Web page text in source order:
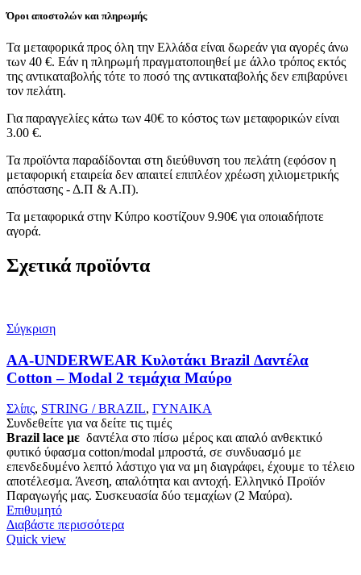
Όροι αποστολών και πληρωμής
Τα μεταφορικά προς όλη την Ελλάδα είναι δωρεάν για αγορές άνω
των 40 €. Εάν η πληρωμή πραγματοποιηθεί με άλλο τρόπος εκτός
της αντικαταβολής τότε το ποσό της αντικαταβολής δεν επιβαρύνει
τον πελάτη.
Για παραγγελίες κάτω των 40€ το κόστος των μεταφορικών είναι
3.00 €.
Τα προϊόντα παραδίδονται στη διεύθυνση του πελάτη (εφόσον η
μεταφορική εταιρεία δεν απαιτεί επιπλέον χρέωση χιλιομετρικής
απόστασης - Δ.Π & Α.Π).
Τα μεταφορικά στην Κύπρο κοστίζουν 9.90€ για οποιαδήποτε
αγορά.
Σχετικά προϊόντα
Σύγκριση
AA-UNDERWEAR Κυλοτάκι Brazil Δαντέλα
Cotton – Modal 2 τεμάχια Μαύρο
Σλίπς, STRING / BRAZIL, ΓΥΝΑΙΚΑ
Συνδεθείτε για να δείτε τις τιμές
Brazil lace με δαντέλα στο πίσω μέρος και απαλό ανθεκτικό
φυτικό ύφασμα cotton/modal μπροστά, σε συνδυασμό με
επενδεδυμένο λεπτό λάστιχο για να μη διαγράφει, έχουμε το τέλειο
αποτέλεσμα. Άνεση, απαλότητα και αντοχή. Ελληνικό Προϊόν
Παραγωγής μας. Συσκευασία δύο τεμαχίων (2 Μαύρα).
Επιθυμητό
Διαβάστε περισσότερα
Quick view